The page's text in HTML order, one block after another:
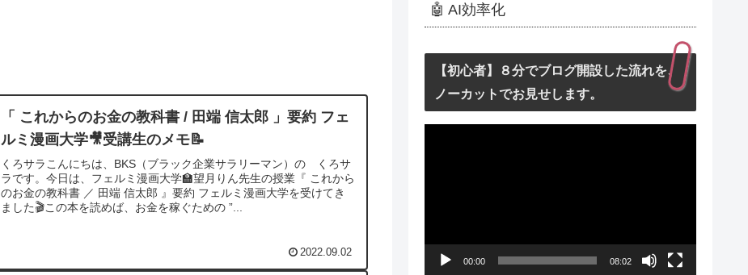
「 これからのお金の教科書 / 田端 信太郎 」要約 フェ
ルミ漫画大学🎥受講生のメモ📝
くろサラこんにちは、BKS（ブラック企業サラリーマン）の くろサ
ラです。今日は、フェルミ漫画大学🏫望月りん先生の授業『 これから
のお金の教科書 ／ 田端 信太郎 』要約 フェルミ漫画大学を受けてき
ました🎬この本を読めば、お金を稼ぐための ”...
2022.09.02
🤖 AI効率化
【初心者】８分でブログ開設した流れを、
ノーカットでお見せします。
00:00 08:02